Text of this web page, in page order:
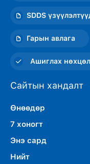
SDDS
Гарын авлага
Ашиглах нөхцөл
Сайтын хандалт
Өнөөдөр
7 хоногт
Энэ сард
Нийт